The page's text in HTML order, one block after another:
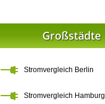
Großstädte
Stromvergleich Berlin
Stromvergleich Hamburg